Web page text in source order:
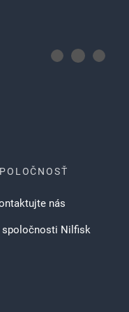
nás
spoločnosti Nilfisk